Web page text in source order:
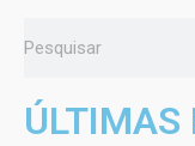
ÚLTIMAS